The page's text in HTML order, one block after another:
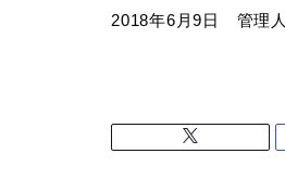
2018年6月9日 管理人